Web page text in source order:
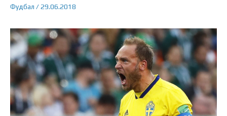
Фудбал /29.06.2018